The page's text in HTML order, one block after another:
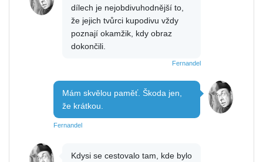
dílech je nejobdivuhodnější to,
že jejich tvůrci kupodivu vždy
poznají okamžik, kdy obraz
dokončili.
Fernandel
Mám skvělou paměť. Škoda jen,
že krátkou.
Fernandel
Kdysi se cestovalo tam, kde bylo